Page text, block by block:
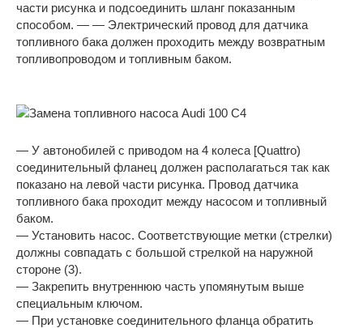
части рисунка и подсоединить шланг показанным
способом. — — Электрический провод для датчика
топливного бака должен проходить между возвратным
топливопроводом и топливным баком.
— У автонобилей с приводом на 4 колеса [Quattro)
соединительный фланец должен располагаться так как
показано на левой части рисунка. Провод датчика
топливного бака проходит между насосом и топливный
баком.
— Установить насос. Соответствующие метки (стрелки)
должны совпадать с большой стрелкой на наружной
стороне (3).
— Закрепить внутреннюю часть упомянутым выше
специальным ключом.
— При установке соединительного фланца обратить